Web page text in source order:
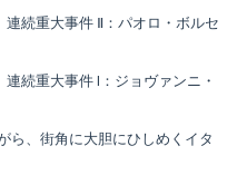
続重大事件 Ⅱ：パオロ・ボルセ
続重大事件 I：ジョヴァンニ・
ら、街角に大胆にひしめくイタ